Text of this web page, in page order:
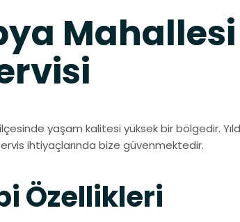
Mahallesi
yaşam kalitesi yüksek bir bölgedir.
ihtiyaçlarında bize güvenmektedir.
Özellikleri